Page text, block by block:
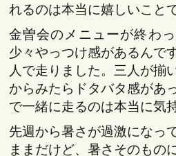
れるのは本当に嬉しいことで
金曽会のメニューが終わ
少々やっつけ感があるんで
人で走りました。三人が揃
からみたらドタバタ感があ
で一緒に走るのは本当に気
先週から暑さが過激になっ
ままだけど、暑さそのもの